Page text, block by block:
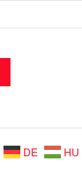
DE HU